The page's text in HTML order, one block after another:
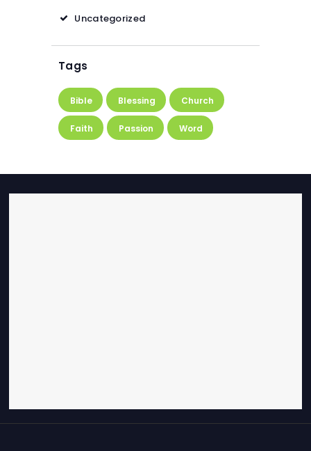
Uncategorized
Tags
Bible Blessing Church
Faith Passion Word